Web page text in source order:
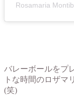
Rosamaria
バレーボールをプ
トな時間のロザマ
(笑)